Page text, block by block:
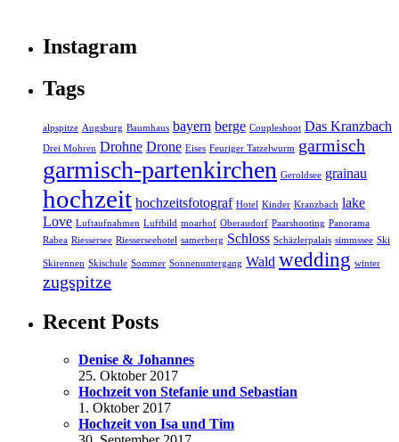
Instagram
Tags
alpspitze Augsburg Baumhaus bayern berge Coupleshoot Das Kranzbach
Drei Mohren Drohne Drone Eises Feuriger Tatzelwurm garmisch
garmisch-partenkirchen Geroldsee grainau
hochzeit hochzeitsfotograf Hotel Kinder Kranzbach lake
Love Luftaufnahmen Luftbild moarhof Oberaudorf Paarshooting Panorama
Rabea Riessersee Riesserseehotel samerberg Schloss Schäzlerpalais simmssee Ski
Skirennen Skischule Sommer Sonnenuntergang Wald wedding winter
zugspitze
Recent Posts
Denise & Johannes
25. Oktober 2017
Hochzeit von Stefanie und Sebastian
1. Oktober 2017
Hochzeit von Isa und Tim